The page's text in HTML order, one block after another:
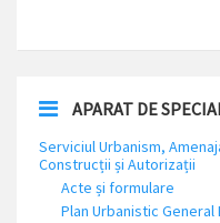
APARAT DE
Serviciul Urbanism,
Construcții și Autorizații
Acte și formulare
Plan Urbanistic General